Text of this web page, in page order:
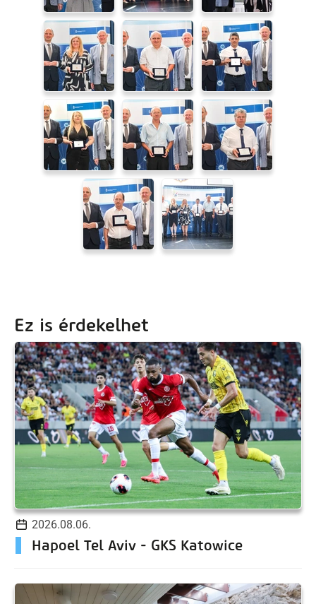
Ez is érdekelhet
2026.08.06.
Hapoel Tel Aviv - GKS Katowice